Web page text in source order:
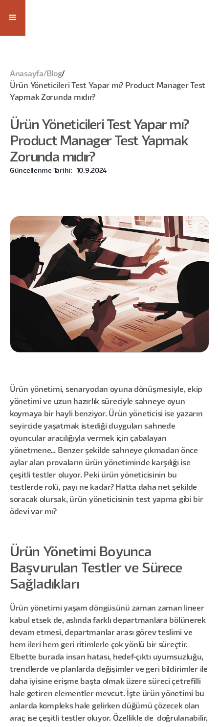
Anasayfa/ Blog/
Ürün Yöneticileri Test Yapar mı? Product Manager Test
Yapmak Zorunda mıdır?
Ürün Yöneticileri Test Yapar mı?
Product Manager Test Yapmak
Zorunda mıdır?
Güncellenme Tarihi: 10.9.2024
Ürün yönetimi, senaryodan oyuna dönüşmesiyle, ekip
yönetimi ve uzun hazırlık süreciyle sahneye oyun
koymaya bir hayli benziyor. Ürün yöneticisi ise yazarın
seyircide yaşatmak istediği duyguları sahnede
oyuncular aracılığıyla vermek için çabalayan
yönetmene… Benzer şekilde sahneye çıkmadan önce
aylar alan provaların ürün yönetiminde karşılığı ise
çeşitli testler oluyor. Peki ürün yöneticisinin bu
testlerde rolü, payı ne kadar? Hatta daha net şekilde
soracak olursak, ürün yöneticisinin test yapma gibi bir
ödevi var mı?
Ürün Yönetimi Boyunca
Başvurulan Testler ve Sürece
Sağladıkları
Ürün yönetimi yaşam döngüsünü zaman zaman lineer
kabul etsek de, aslında farklı departmanlara bölünerek
devam etmesi, departmanlar arası görev teslimi ve
hem ileri hem geri ritimlerle çok yönlü bir süreçtir.
Elbette burada insan hatası, hedef-çıktı uyumsuzluğu,
trendlerde ve planlarda değişimler ve geri bildirimler ile
daha iyisine erişme başta olmak üzere süreci çetrefilli
hale getiren elementler mevcut. İşte ürün yönetimi bu
anlarda kompleks hale gelirken düğümü çözecek olan
araç ise çeşitli testler oluyor. Özellikle de doğrulanabilir,